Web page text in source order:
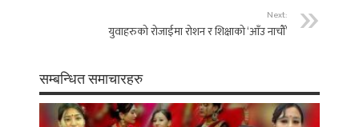
Next:
युवाहरुको रोजाईमा रोशन र शिक्षाको ‘आँउ नाचौँ’
सम्बन्धित समाचारहरु